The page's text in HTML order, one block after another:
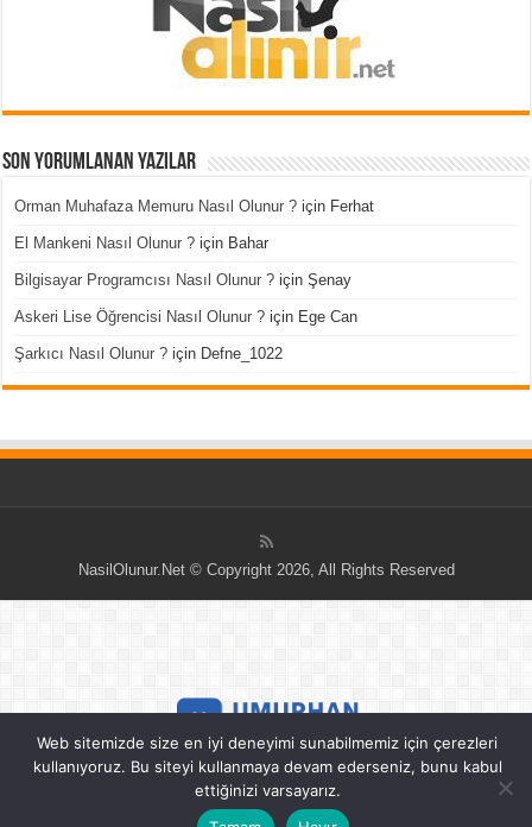
Son Yorumlanan Yazılar
Orman Muhafaza Memuru Nasıl Olunur ? için Ferhat
El Mankeni Nasıl Olunur ? için Bahar
Bilgisayar Programcısı Nasıl Olunur ? içinŞenay
Askeri Lise Öğrencisi Nasıl Olunur ? için Ege Can
Şarkıcı Nasıl Olunur ? için Defne_1022
NasilOlunur.Net © Copyright 2026, All Rights Reserved
Web sitemizde size en iyi deneyimi sunabilmemiz için çerezleri
kullanıyoruz. Bu siteyi kullanmaya devam ederseniz, bunu kabul
ettiğinizi varsayarız.